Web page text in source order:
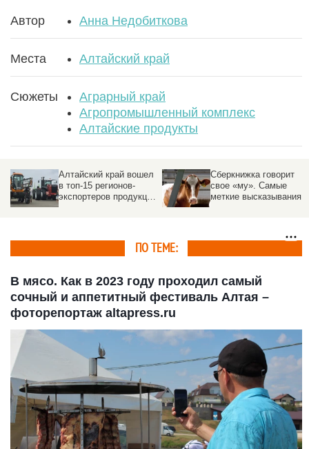
Автор Анна Недобиткова
Места Алтайский край
Сюжеты
Аграрный край
Агропромышленный комплекс
Алтайские продукты
Сберкнижка говорит
свое «му». Самые
меткие высказывания
На все четыре
стороны. Отгрузки
продукции АПК из
ПО ТЕМЕ:
В мясо. Как в 2023 году проходил самый
сочный и аппетитный фестиваль Алтая –
фоторепортаж altapress.ru